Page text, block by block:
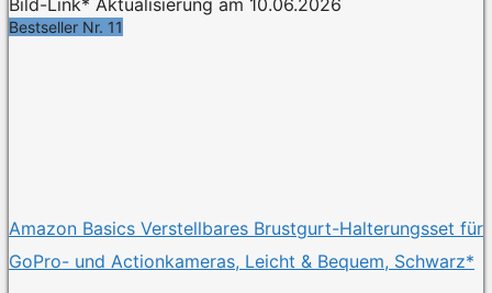
Bestseller Nr. 11
Amazon Basics Verstellbares Brustgurt-Halterungsset für
GoPro- und Actionkameras, Leicht & Bequem, Schwarz*